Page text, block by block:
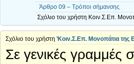
Άρθρο 09 – Τρόποι σήμανσης
Σχόλιο του χρήστη Κοιν.Σ.Επ.
Σχόλιο του χρήστη 'Κοιν.Σ.Επ. Μονοπάτια της
Σε γενικές